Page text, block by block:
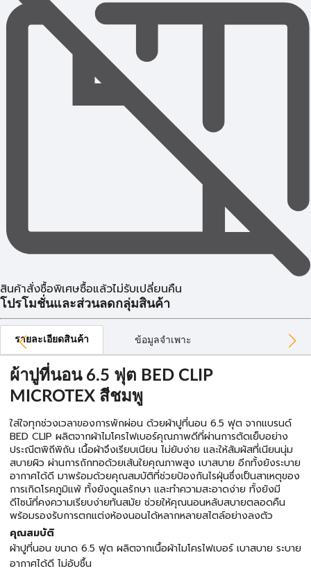
สินค้าสั่งซื้อพิเศษซื้อแล้วไม่รับเปลี่ยนคืน
โปรโมชั่นและส่วนลดกลุ่มสินค้า
รายละเอียดสินค้า ข้อมูลจำเพาะ
ผ้าปูที่นอน 6.5 ฟุต BED CLIP
MICROTEX สีชมพู
ใส่ใจทุกช่วงเวลาของการพักผ่อน ด้วยผ้าปูที่นอน 6.5 ฟุต จากแบรนด์
BED CLIP ผลิตจากผ้าไมโครไฟเบอร์คุณภาพดีที่ผ่านการตัดเย็บอย่าง
ประณีตพิถีพิถัน เนื้อผ้าจึงเรียบเนียน ไม่ยับง่าย และให้สัมผัสที่เนียนนุ่ม
สบายผิว ผ่านการถักทอด้วยเส้นใยคุณภาพสูง เบาสบาย อีกทั้งยังระบาย
อากาศได้ดี มาพร้อมด้วยคุณสมบัติที่ช่วยป้องกันไรฝุ่นซึ่งเป็นสาเหตุของ
การเกิดโรคภูมิแพ้ ทั้งยังดูแลรักษา และทำความสะอาดง่าย ทั้งยังมี
ดีไซน์ที่คงความเรียบง่ายทันสมัย ช่วยให้คุณนอนหลับสบายตลอดคืน
พร้อมรองรับการตกแต่งห้องนอนได้หลากหลายสไตล์อย่างลงตัว
คุณสมบัติ
ผ้าปูที่นอน ขนาด 6.5 ฟุต ผลิตจากเนื้อผ้าไมโครไฟเบอร์ เบาสบาย ระบาย
อากาศได้ดี ไม่อับชื้น